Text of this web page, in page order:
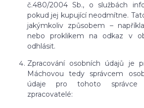
č.480/2004 Sb., o službách
pokud jej kupující neodmítne.
jakýmkoliv způsobem –
nebo proklikem na odkaz v
odhlásit.
Zpracování osobních údajů je
Máchovou tedy správcem
údaje pro tohoto správce
zpracovatelé: